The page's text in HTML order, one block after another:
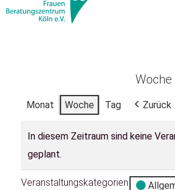
Monat Woche Tag Zurück
In diesem Zeitraum sind keine
geplant.
Veranstaltungskategorien